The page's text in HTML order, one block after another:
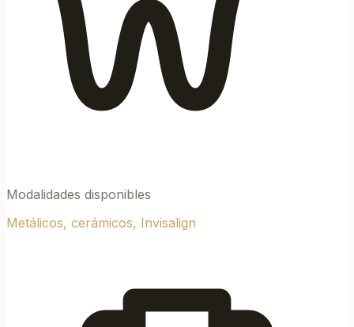
Modalidades disponibles
Metálicos, cerámicos, Invisalign